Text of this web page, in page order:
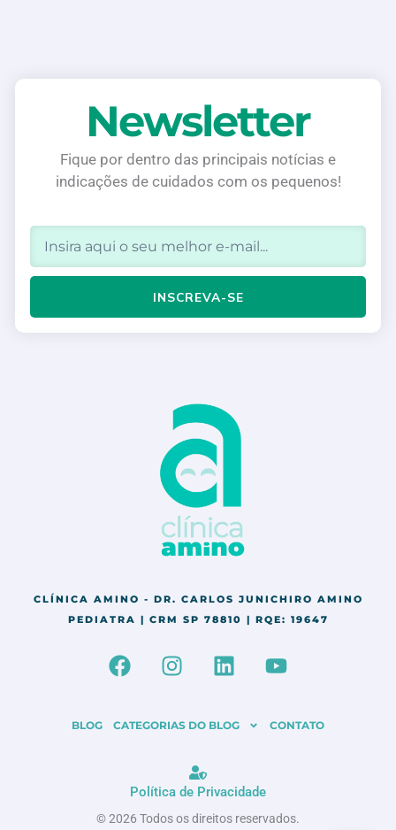
Newsletter
Fique por dentro das principais notícias e
indicações de cuidados com os pequenos!
Email
INSCREVA-SE
CLÍNICA AMINO - DR. CARLOS JUNICHIRO AMINO
PEDIATRA | CRM SP 78810 | RQE: 19647
F
a
e
k
I
n
t
r
L
i
k
i
Y
o
t
BLOG CATEGORIAS DO BLOG CONTATO
Política de Privacidade
© 2026 Todos os direitos reservados.